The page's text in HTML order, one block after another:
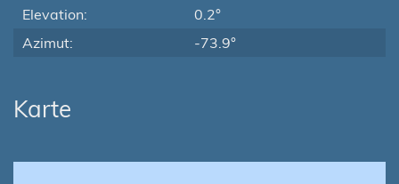
Elevation:
0.2°
Azimut:
-73.9°
Karte